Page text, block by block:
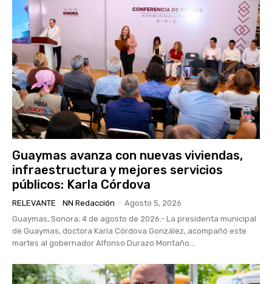
Guaymas avanza con nuevas viviendas,
infraestructura y mejores servicios
públicos: Karla Córdova
RELEVANTE NN Redacción - Agosto 5, 2026
Guaymas, Sonora; 4 de agosto de 2026.- La presidenta municipal
de Guaymas, doctora Karla Córdova González, acompañó este
martes al gobernador Alfonso Durazo Montaño...